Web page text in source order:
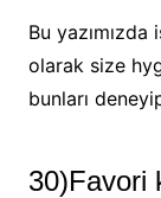
Bu yazımızda
olarak size
bunları
30)Favori